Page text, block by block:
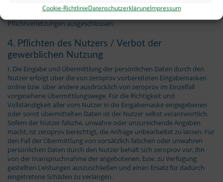
Cookie-RichtlinieDatenschutzerklärungImpressum
IV. Im Übrigen ist die Haftung von zeroprov für leichtfahrlässige
Pflichtverletzungen ausgeschlossen.
4. Pflichten des Nutzers / Verbot der
gewerblichen Nutzung
I. Die Eingabe und Übermittlung der persönlichen Daten durch den
Nutzer erfolgt über die von zeroprov vorbereiteten Eingabemasken
online bzw. über andere ausdrücklich von zeroprov im Einzelfall
vorgesehene Übermittlungswege. Für die Richtigkeit und
Vollständigkeit aller vom Nutzer in die Eingabemaske eingegebenen
oder sonst übermittelten Daten ist der Nutzer selbst verantwortlich.
Sofern der Nutzer falsche, unwahre oder unzureichende Angaben
macht, ist zeroprov berechtigt, die Anfrage unbearbeitet zu lassen. Für
den Fall der Übermittlung von vorsätzlich falschen oder unwahren
persönlichen Daten durch den Nutzer behält sich zeroprov vor, ihn
von der Inanspruchnahme der angebotenen, bzw. zu Verfügung
gestellten Leistungen auszuschließen und einen Ersatz für dadurch
eingetretene Schäden zu verlangen.